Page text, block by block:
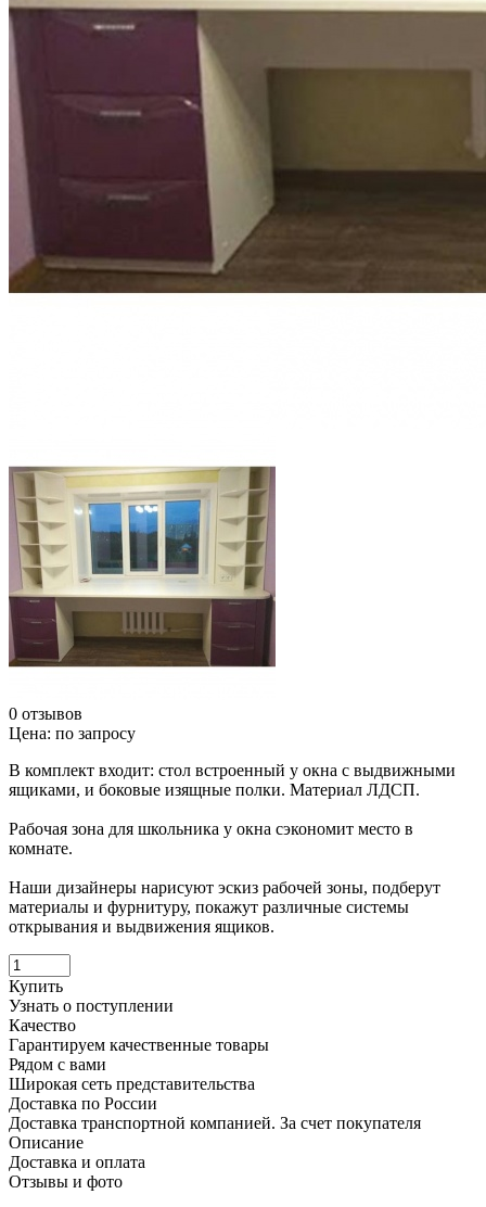
0 отзывов
Цена: по запросу
В комплект входит: стол встроенный у окна с выдвижными
ящиками, и боковые изящные полки. Материал ЛДСП.
Рабочая зона для школьника у окна сэкономит место в
комнате.
Наши дизайнеры нарисуют эскиз рабочей зоны, подберут
материалы и фурнитуру, покажут различные системы
открывания и выдвижения ящиков.
Купить
Узнать о поступлении
Качество
Гарантируем качественные товары
Рядом с вами
Широкая сеть представительства
Доставка по России
Доставка транспортной компанией. За счет покупателя
Описание
Доставка и оплата
Отзывы и фото